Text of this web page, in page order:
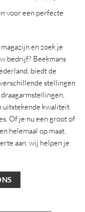
voor een perfecte
en zoek je
bedrijf? Beekmans
biedt de
stellingen
uitstekende kwaliteit
Of je nu een groot of
helemaal op maat.
aan, wij helpen je